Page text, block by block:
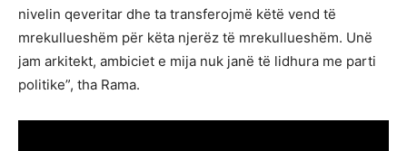
nivelin qeveritar dhe ta transferojmë këtë vend të
mrekullueshëm për këta njerëz të mrekullueshëm. Unë
jam arkitekt, ambiciet e mija nuk janë të lidhura me parti
politike”, tha Rama.